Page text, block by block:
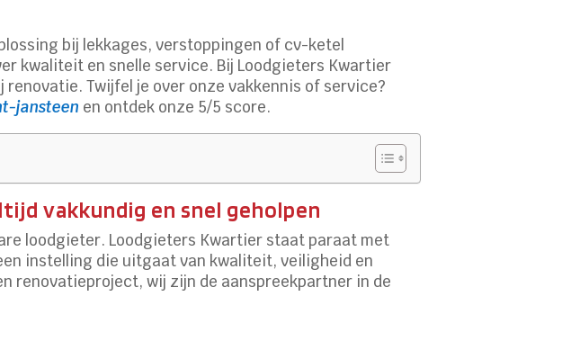
bij lekkages, verstoppingen of cv-ketel
kwaliteit en snelle service. Bij Loodgieters Kwartier
Twijfel je over onze vakkennis of service?
jansteen en ontdek onze 5/5 score.
vakkundig en snel geholpen
loodgieter. Loodgieters Kwartier staat paraat met
instelling die uitgaat van kwaliteit, veiligheid en
renovatieproject, wij zijn de aanspreekpartner in de